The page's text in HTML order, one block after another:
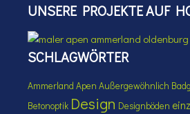
UNSERE PROJEKTE AUF
SCHLAGWÖRTER
Ammerland Apen Außergewöhnlich
Betonoptik Design Designböden